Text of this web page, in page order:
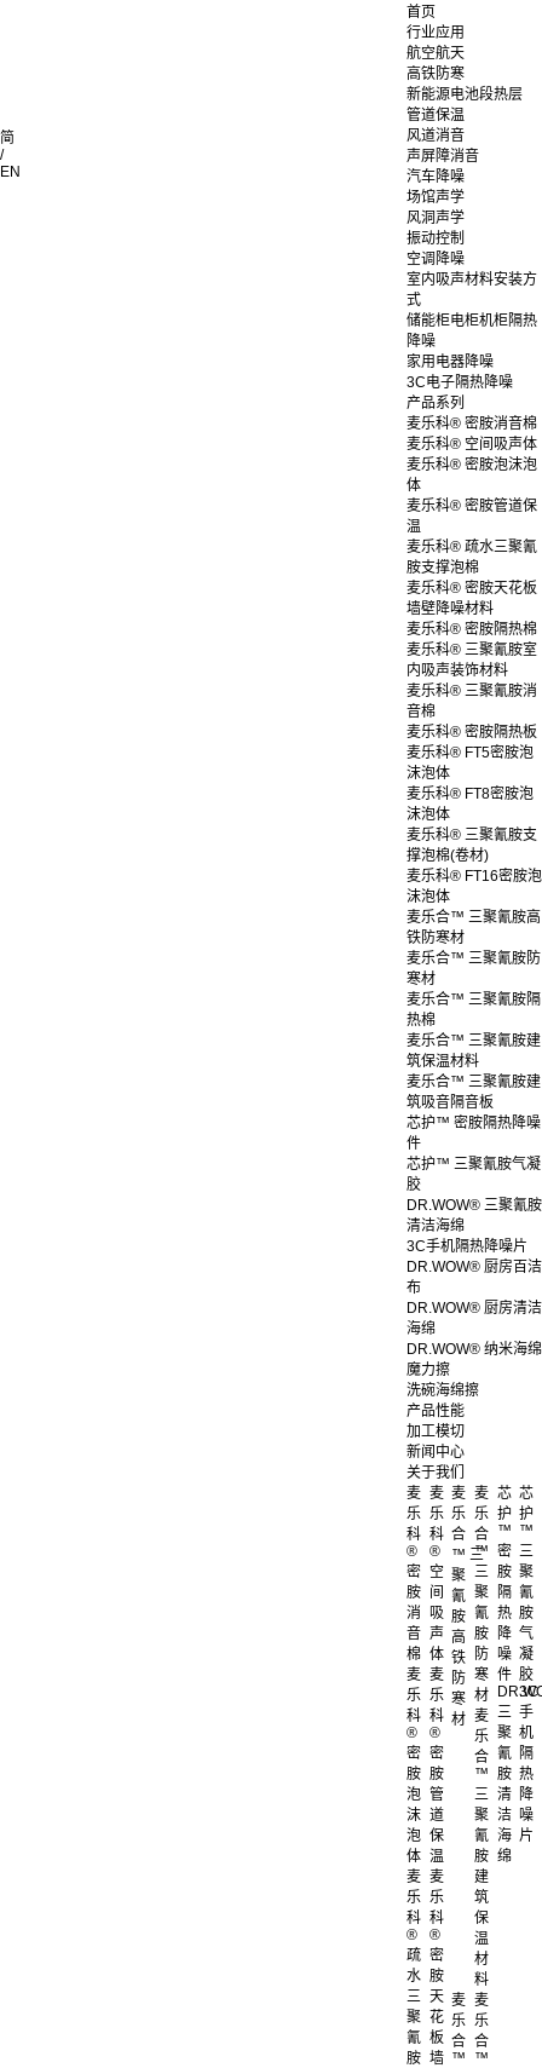
简
/
EN
首页
行业应用
航空航天
高铁防寒
新能源电池段热层
管道保温
风道消音
声屏障消音
汽车降噪
场馆声学
风洞声学
振动控制
空调降噪
室内吸声材料安装方
式
储能柜电柜机柜隔热
降噪
家用电器降噪
3C电子隔热降噪
产品系列
麦乐科® 密胺消音棉
麦乐科® 空间吸声体
麦乐科® 密胺泡沫泡
体
麦乐科® 密胺管道保
温
麦乐科® 疏水三聚氰
胺支撑泡棉
麦乐科® 密胺天花板
墙壁降噪材料
麦乐科® 密胺隔热棉
麦乐科® 三聚氰胺室
内吸声装饰材料
麦乐科® 三聚氰胺消
音棉
麦乐科® 密胺隔热板
麦乐科® FT5密胺泡
沫泡体
麦乐科® FT8密胺泡
沫泡体
麦乐科® 三聚氰胺支
撑泡棉(卷材)
麦乐科® FT16密胺泡
沫泡体
麦乐合™ 三聚氰胺高
铁防寒材
麦乐合™ 三聚氰胺防
寒材
麦乐合™ 三聚氰胺隔
热棉
麦乐合™ 三聚氰胺建
筑保温材料
麦乐合™ 三聚氰胺建
筑吸音隔音板
芯护™ 密胺隔热降噪
件
芯护™ 三聚氰胺气凝
胶
DR.WOW® 三聚氰胺
清洁海绵
3C手机隔热降噪片
DR.WOW® 厨房百洁
布
DR.WOW® 厨房清洁
海绵
DR.WOW® 纳米海绵
魔力擦
洗碗海绵擦
产品性能
加工模切
新闻中心
关于我们
麦
乐
科
®
密
胺
消
音
棉
麦
乐
科
®
空
间
吸
声
体
麦
乐
科
®
密
胺
泡
沫
泡
体
麦
乐
科
®
密
胺
管
道
保
温
麦
乐
科
®
疏
水
三
聚
氰
胺
麦
乐
科
®
密
胺
天
花
板
墙
麦
乐
合
™ 三
聚
氰
胺
高
铁
防
寒
材
麦
乐
合
™
三
聚
氰
胺
防
寒
材
麦
乐
合
™
三
聚
氰
胺
建
筑
保
温
材
料
麦
乐
合
™
麦
乐
合
™
芯
护
™
密
胺
隔
热
降
噪
件
芯
护
™
三
聚
氰
胺
气
凝
胶
三
聚
氰
胺
清
洁
海
绵
3C
手
机
隔
热
降
噪
片